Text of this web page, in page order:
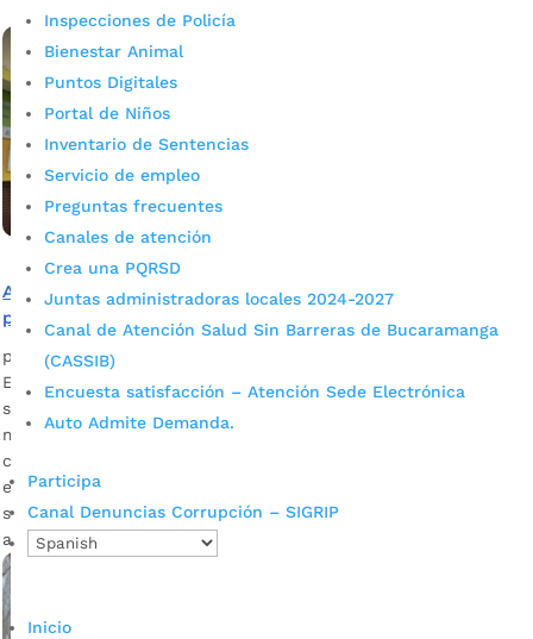
Inspecciones de Policía
Bienestar Animal
Puntos Digitales
Portal de Niños
Inventario de Sentencias
Servicio de empleo
Preguntas frecuentes
Canales de atención
Crea una PQRSD
Juntas administradoras locales 2024-2027
Canal de Atención Salud Sin Barreras de Bucaramanga
(CASSIB)
Encuesta satisfacción – Atención Sede Electrónica
Auto Admite Demanda.
Participa
Canal Denuncias Corrupción – SIGRIP
Inicio
leer más
Alcaldía de Bucaramanga modernizará alumbrado
público de la carrera 16 con avenida Quebradaseca
por Alcaldía de Bucaramanga
El proyecto hace parte del plan de trabajo trazado para este
segundo semestre del año. La inversión asciende a los $500
millones. Descargue audio: Carlos Saúl Hernández,
coordinador de la Oficina de Alumbrado Público El propósito
es impulsar una transformación eficiente en este concurrido
sector de la ciudad. Con espacios públicos seguros y
amables se […]